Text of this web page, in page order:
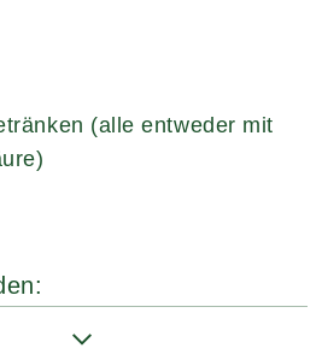
(alle entweder mit